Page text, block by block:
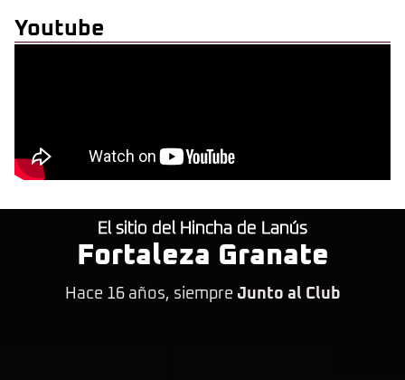
Youtube
El sitio del Hincha de Lanús
Fortaleza Granate
Hace 16 años, siempre Junto al Club